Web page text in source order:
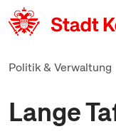
zum Inhalt springen
Politik & Verwaltung
Lange